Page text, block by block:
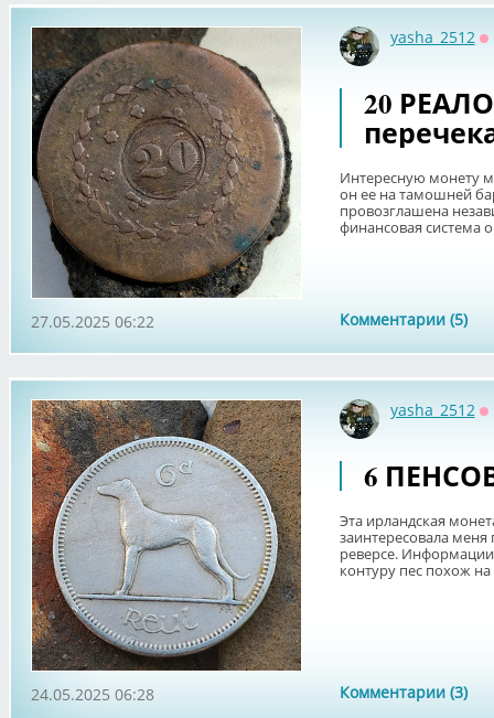
yasha_2512
20
Интересную монету
он ее на тамошней
провозглашена
финансовая система
Комментарии (5)
27.05.2025 06:22
yasha_2512
6
Эта ирландская
заинтересовала
реверсе.
контуру пес похож
Комментарии (3)
24.05.2025 06:28